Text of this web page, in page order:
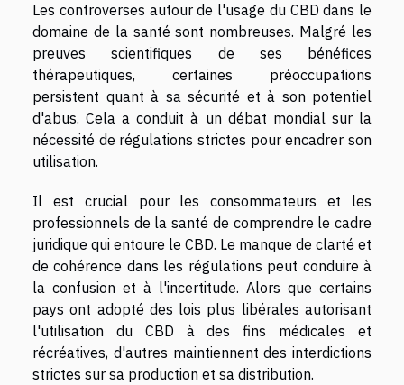
Les controverses autour de l'usage du CBD dans le
domaine de la santé sont nombreuses. Malgré les
preuves scientifiques de ses bénéfices
thérapeutiques, certaines préoccupations
persistent quant à sa sécurité et à son potentiel
d'abus. Cela a conduit à un débat mondial sur la
nécessité de régulations strictes pour encadrer son
utilisation.
Il est crucial pour les consommateurs et les
professionnels de la santé de comprendre le cadre
juridique qui entoure le CBD. Le manque de clarté et
de cohérence dans les régulations peut conduire à
la confusion et à l'incertitude. Alors que certains
pays ont adopté des lois plus libérales autorisant
l'utilisation du CBD à des fins médicales et
récréatives, d'autres maintiennent des interdictions
strictes sur sa production et sa distribution.